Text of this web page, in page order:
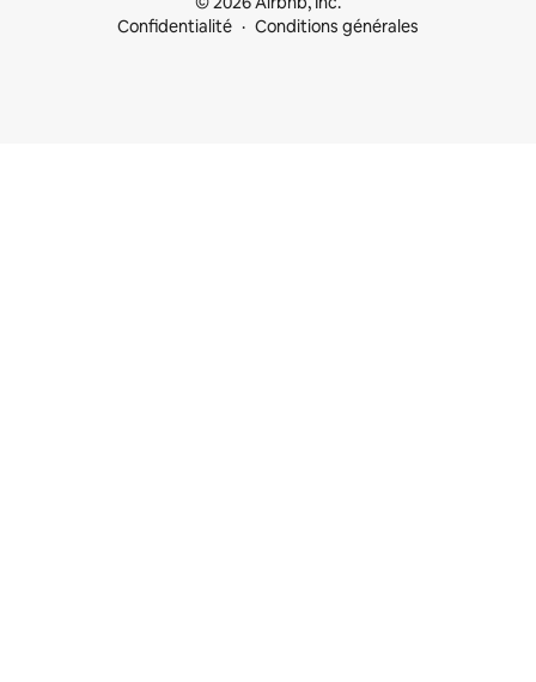
Confidentialité
Conditions générales